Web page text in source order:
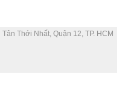
Thới Nhất, Quận 12, TP. HCM